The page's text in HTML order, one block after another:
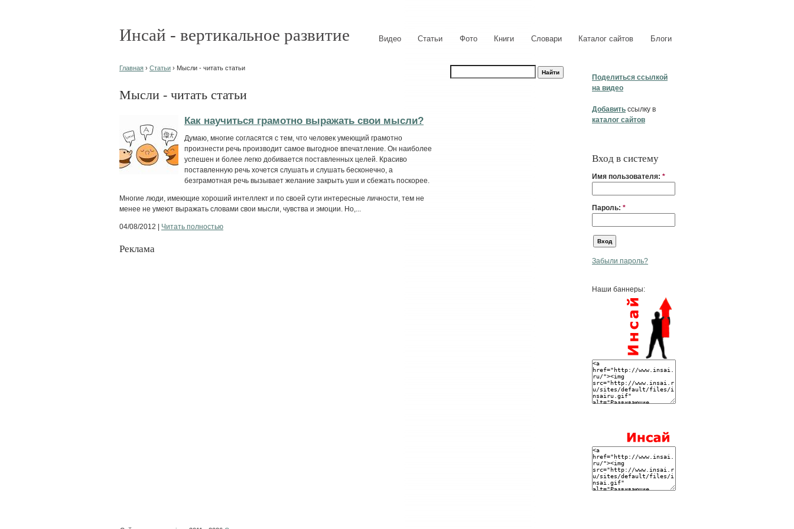
Инсай - вертикальное развитие Видео Статьи Фото Книги Словари Каталог сайтов Блоги
Поделиться ссылкой
на видео
Добавить ссылку в
каталог сайтов
Вход в систему
Имя пользователя: *
Пароль: *
Забыли пароль?
Наши баннеры:
Главная › Статьи › Мысли - читать статьи
Мысли - читать статьи
Как научиться грамотно выражать свои мысли?
Думаю, многие согласятся с тем, что человек умеющий грамотно
произнести речь производит самое выгодное впечатление. Он наиболее
успешен и более легко добивается поставленных целей. Красиво
поставленную речь хочется слушать и слушать бесконечно, а
безграмотная речь вызывает желание закрыть уши и сбежать поскорее.
Многие люди, имеющие хороший интеллект и по своей сути интересные личности, тем не
менее не умеют выражать словами свои мысли, чувства и эмоции. Но,...
04/08/2012 | Читать полностью
Реклама